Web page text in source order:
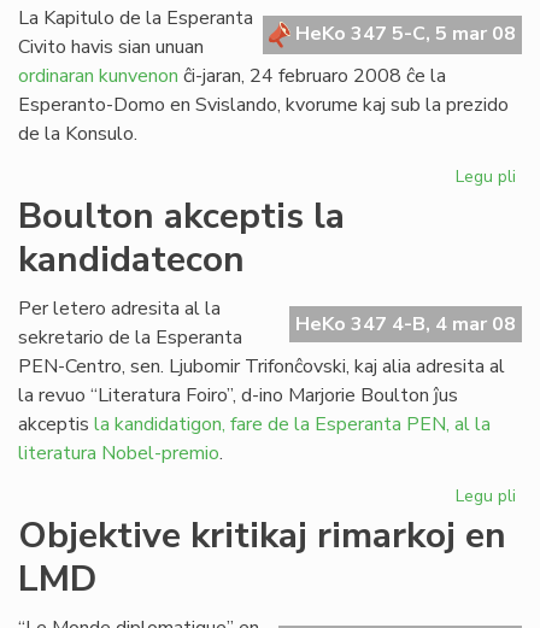
HeKo 347 5-C, 5 mar 08
La Kapitulo de la Esperanta
Civito havis sian unuan
ordinaran kunvenon ĉi-jaran, 24 februaro 2008 ĉe la
Esperanto-Domo en Svislando, kvorume kaj sub la prezido
de la Konsulo.
Legu pli
Boulton akceptis la
kandidatecon
HeKo 347 4-B, 4 mar 08
Per letero adresita al la
sekretario de la Esperanta
PEN-Centro, sen. Ljubomir Trifonĉovski, kaj alia adresita al
la revuo “Literatura Foiro”, d-ino Marjorie Boulton ĵus
akceptis la kandidatigon, fare de la Esperanta PEN, al la
literatura Nobel-premio.
Legu pli
Objektive kritikaj rimarkoj en
LMD